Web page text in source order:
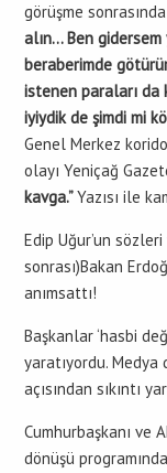
görüşme
alın… Ben
beraberimde
istenen paraları da
iyiydik de şimdi mi
Genel Merkez
olayı Yeniçağ
kavga.”Yazısı ile
Edip Uğur’un
sonrası)Bakan
anımsattı!
Başkanlar ‘hasbi
yaratıyordu. Medya
açısından sıkıntı
Cumhurbaşkanı ve
dönüşü